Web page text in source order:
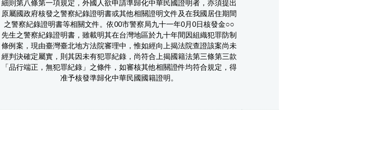
細則第八條第一項規定，外國人欲申請準歸化中華民國證明者，亦須提出
原屬國政府核發之警察紀錄證明書或其他相關證明文件及在我國居住期間
之警察紀錄證明書等相關文件。依00市警察局九十一年0月0日核發金○○
先生之警察紀錄證明書，雖載明其在台灣地區於九十年間因組織犯罪防制
條例案，現由臺灣臺北地方法院審理中，惟如經向上揭法院查證該案尚未
經判決確定屬實，則其因未有犯罪紀錄，尚符合上揭國籍法第三條第三款
「品行端正，無犯罪紀錄」之條件，如審核其他相關證件均符合規定，得
准予核發準歸化中華民國國籍證明。